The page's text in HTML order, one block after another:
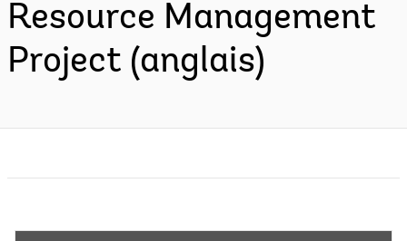
Resource Management
Project (anglais)